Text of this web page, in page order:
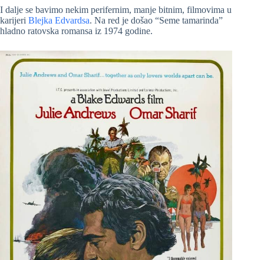
I dalje se bavimo nekim perifernim, manje bitnim, filmovima u
karijeri Blejka Edvardsa. Na red je došao “Seme tamarinda”
hladno ratovska romansa iz 1974 godine.